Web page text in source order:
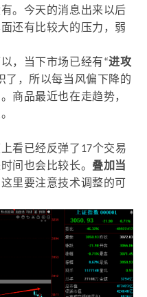
。今天的消息出来以后
还有比较大的压力，弱
，当下市场已经有“进攻
了，所以每当风偏下降的
商品最近也在走趋势，
看已经反弹了17个交易
间也会比较长。 叠加当
这里要注意技术调整的可